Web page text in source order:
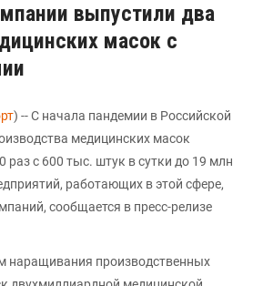
выпустили два
масок с
) -- С начала пандемии в Российской
медицинских масок
раз с 600 тыс. штук в сутки до 19 млн
работающих в этой сфере,
сообщается в пресс-релизе
наращивания производственных